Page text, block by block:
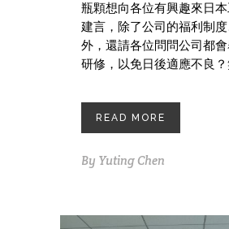
瓶顆想向各位有興趣來日
建言，除了公司的福利制
外，還請各位問問公司都
研修，以免日後適應不良？
READ MORE
By Yuting Chen